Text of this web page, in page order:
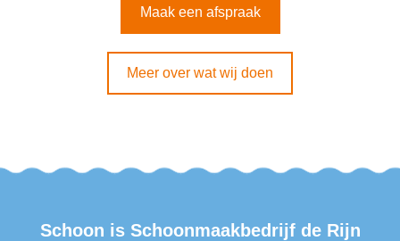
Maak een afspraak
Meer over wat wij doen
Schoon is Schoonmaakbedrijf de Rijn